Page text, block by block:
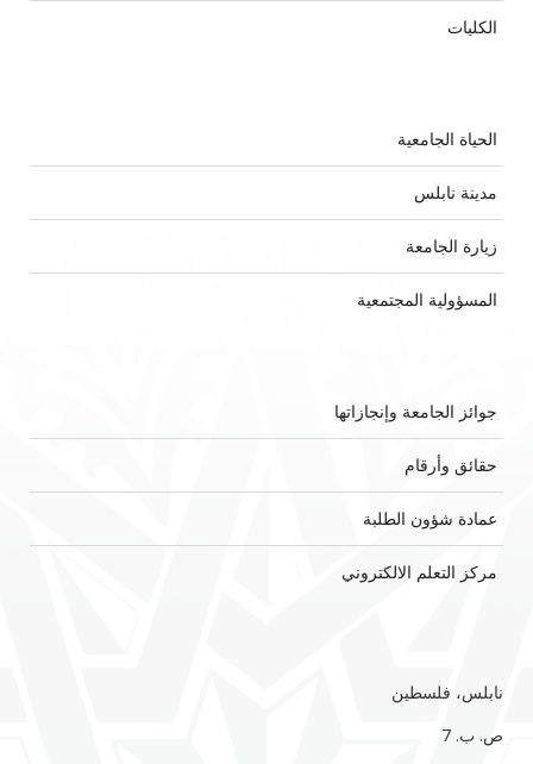
الكليات
الحياة الجامعية
مدينة نابلس
زيارة الجامعة
المسؤولية المجتمعية
جوائز الجامعة وإنجازاتها
حقائق وأرقام
عمادة شؤون الطلبة
مركز التعلم الالكتروني
نابلس، فلسطين
ص. ب. 7‏